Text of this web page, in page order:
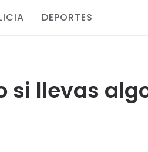
DEPORTES
si llevas